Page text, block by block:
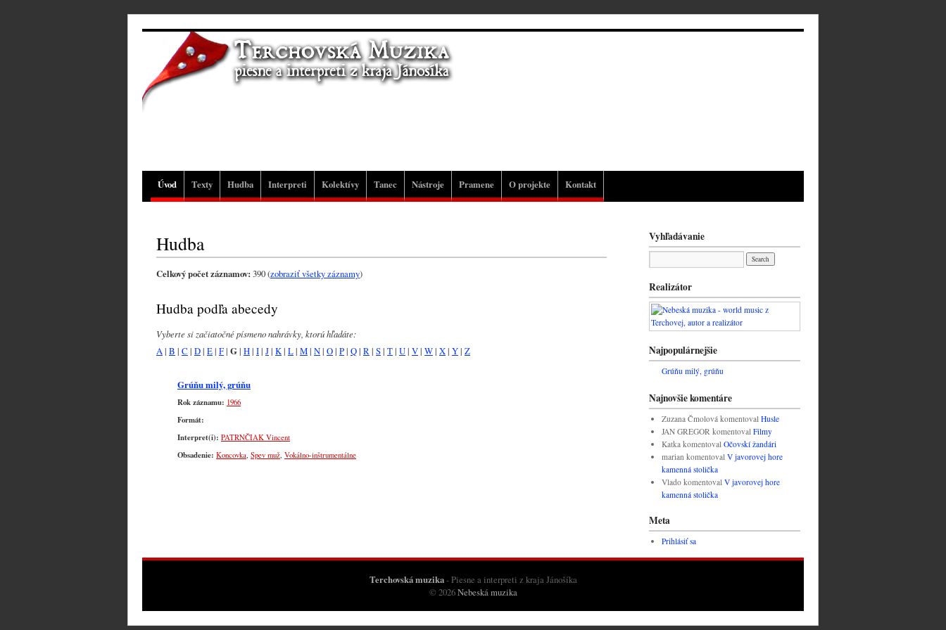
Úvod Texty Hudba Interpreti Kolektívy Tanec Nástroje Pramene O projekte Kontakt
Hudba
Celkový počet záznamov: 390 (zobraziť všetky záznamy)
Hudba podľa abecedy
Vyberte si začiatočné písmeno nahrávky, ktorú hľadáte:
A| B | C | D| E| F| G| H| I| J| K| L| M| N| O| P| Q| R| S| T| U| V| W| X| Y| Z
Grúňu milý, grúňu
Rok záznamu: 1966
Formát:
Interpret(i): PATRNČIAK Vincent
Obsadenie: Koncovka, Spev muž, Vokálno-inštrumentálne
Vyhľadávanie
Realizátor
Najpopulárnejšie
Grúňu milý, grúňu
Najnovšie komentáre
Zuzana Čmolová komentoval Husle
JAN GREGOR komentoval Filmy
Katka komentoval Očovskí žandári
marian komentoval V javorovej hore
kamenná stolička
Vlado komentoval V javorovej hore
kamenná stolička
Meta
Prihlásiť sa
Terchovská muzika- Piesne a interpreti z kraja Jánošíka
© 2026Nebeská muzika